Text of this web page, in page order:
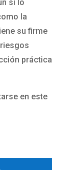
si lo
la
su firme
práctica
en este